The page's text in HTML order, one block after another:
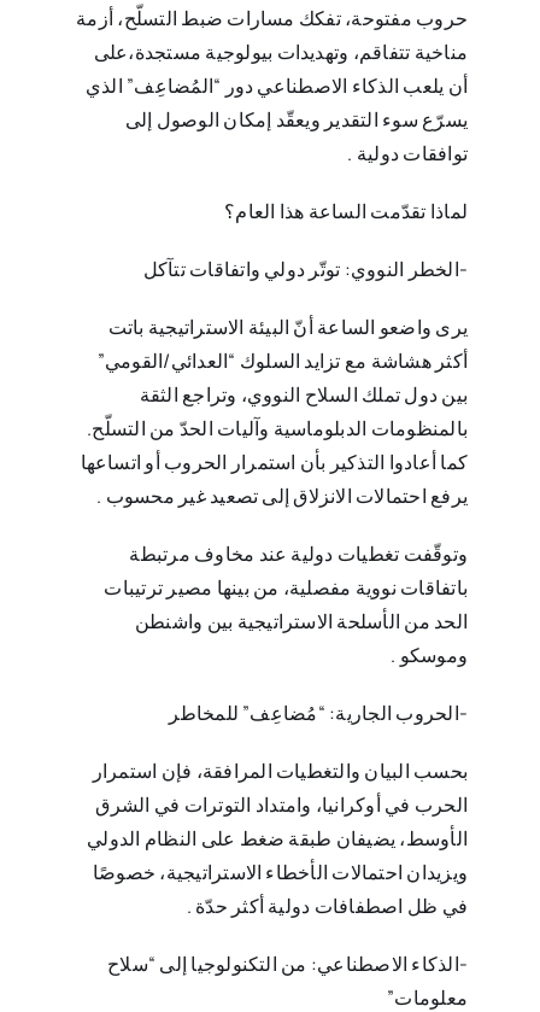
حروب مفتوحة، تفكك مسارات ضبط التسلّح، أزمة
مناخية تتفاقم، وتهديدات ‏بيولوجية مستجدة،على
أن يلعب الذكاء الاصطناعي دور “المُضاعِف” الذي
يسرّع سوء التقدير ويعقّد إمكان الوصول ‏إلى
توافقات دولية‎. ‎
لماذا تقدّمت الساعة هذا العام؟
‎-‎الخطر النووي: توتّر دولي واتفاقات تتآكل
يرى واضعو الساعة أنّ البيئة الاستراتيجية باتت
أكثر هشاشة مع تزايد السلوك “العدائي/القومي”
بين دول تملك السلاح ‏النووي، وتراجع الثقة
بالمنظومات الدبلوماسية وآليات الحدّ من التسلّح‎.
‎كما أعادوا التذكير بأن استمرار الحروب أو ‏اتساعها
يرفع احتمالات الانزلاق إلى تصعيد غير محسوب‎. ‎
وتوقّفت تغطيات دولية عند مخاوف مرتبطة
باتفاقات نووية مفصلية، من بينها مصير ترتيبات
الحد من الأسلحة ‏الاستراتيجية بين واشنطن
وموسكو‎. ‎
‎-‎الحروب الجارية: “مُضاعِف” للمخاطر
بحسب البيان والتغطيات المرافقة، فإن استمرار
الحرب في أوكرانيا، وامتداد التوترات في الشرق
الأوسط، يضيفان ‏طبقة ضغط على النظام الدولي
ويزيدان احتمالات الأخطاء الاستراتيجية، خصوصًا
في ظل اصطفافات دولية أكثر ‏حدّة‎. ‎
‎-‎الذكاء الاصطناعي: من التكنولوجيا إلى “سلاح
معلومات‎”‎